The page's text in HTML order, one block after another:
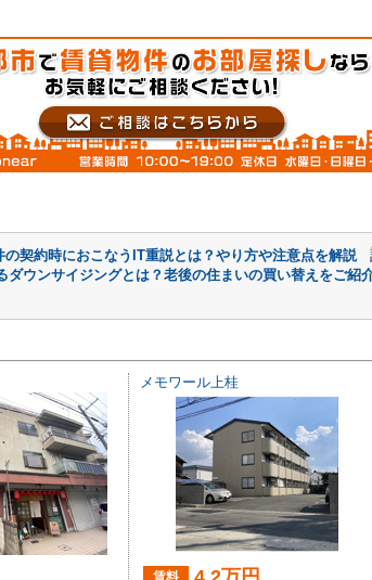
契約時におこなうIT重説とは？やり方や注意点を解説
ダウンサイジングとは？老後の住まいの買い替えをご紹
メモワール上桂
賃料